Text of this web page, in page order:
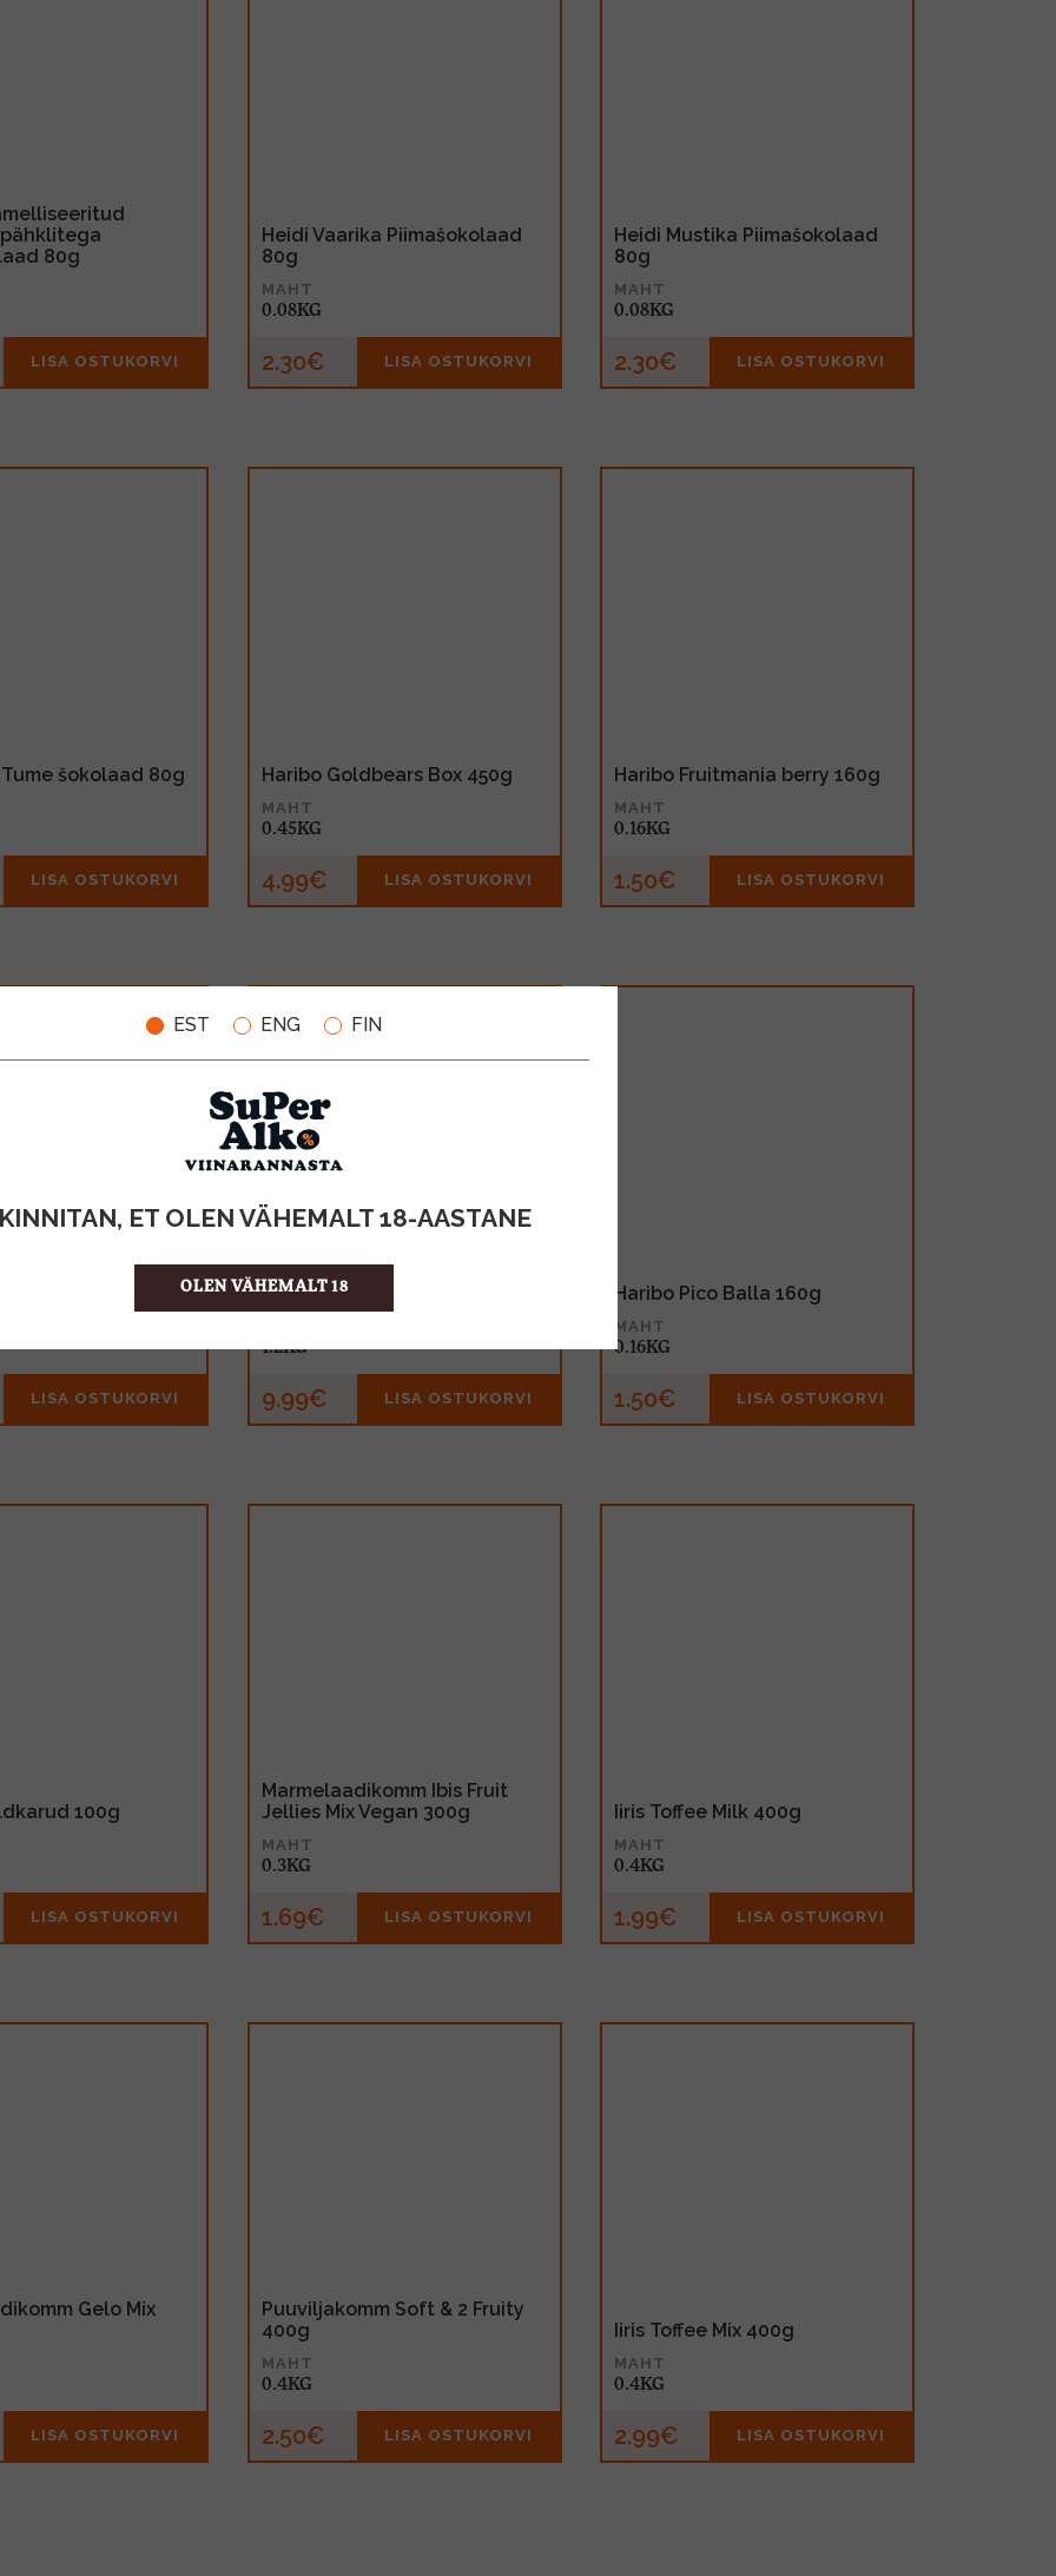
EST ENG FIN
KINNITAN, ET OLEN VÄHEMALT 18-AASTANE
OLEN VÄHEMALT 18
80g
LISA OSTUKORVI
Heidi Vaarika Piimašokolaad
80g
MAHT
0.08KG
2.30€ LISA OSTUKORVI
Heidi Mustika Piimašokolaad
80g
MAHT
0.08KG
2.30€ LISA OSTUKORVI
Tume šokolaad 80g
LISA OSTUKORVI
Haribo Goldbears Box 450g
MAHT
0.45KG
4.99€ LISA OSTUKORVI
Haribo Fruitmania berry 160g
MAHT
0.16KG
1.50€ LISA OSTUKORVI
Stixx 200g
LISA OSTUKORVI
Maoam Frucht Kracher 1,2kg
1.2KG
9.99€ LISA OSTUKORVI
Haribo Pico Balla 160g
MAHT
0.16KG
1.50€ LISA OSTUKORVI
100g
LISA OSTUKORVI
Marmelaadikomm Ibis Fruit
Jellies Mix Vegan 300g
MAHT
0.3KG
1.69€ LISA OSTUKORVI
Iiris Toffee Milk 400g
MAHT
0.4KG
1.99€ LISA OSTUKORVI
Gelo Mix
LISA OSTUKORVI
Puuviljakomm Soft & 2 Fruity
400g
MAHT
0.4KG
2.50€ LISA OSTUKORVI
Iiris Toffee Mix 400g
MAHT
0.4KG
2.99€ LISA OSTUKORVI